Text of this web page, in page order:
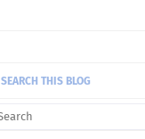
SEARCH THIS BLOG